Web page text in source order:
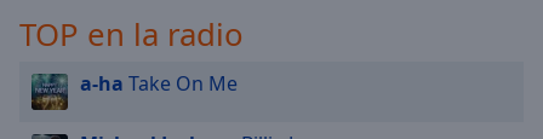
TOP en la radio
a-ha Take On Me